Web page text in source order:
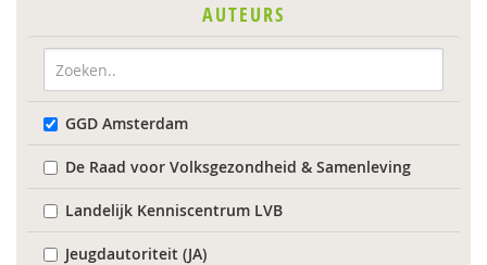
AUTEURS
GGD Amsterdam
De Raad voor Volksgezondheid & Samenleving
Landelijk Kenniscentrum LVB
Jeugdautoriteit (JA)